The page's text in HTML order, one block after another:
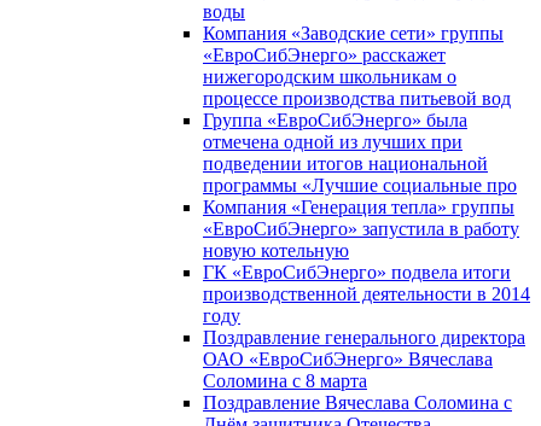
воды
Компания «Заводские сети» группы
«ЕвроСибЭнерго» расскажет
нижегородским школьникам о
процессе производства питьевой вод
Группа «ЕвроСибЭнерго» была
отмечена одной из лучших при
подведении итогов национальной
программы «Лучшие социальные про
Компания «Генерация тепла» группы
«ЕвроСибЭнерго» запустила в работу
новую котельную
ГК «ЕвроСибЭнерго» подвела итоги
производственной деятельности в 2014
году
Поздравление генерального директора
ОАО «ЕвроСибЭнерго» Вячеслава
Соломина с 8 марта
Поздравление Вячеслава Соломина с